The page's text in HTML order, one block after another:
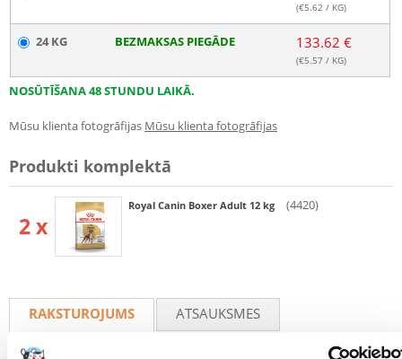
(€5.62 / KG)
24 KG BEZMAKSAS PIEGĀDE 133.62 €
(€5.57 / KG)
NOSŪTĪŠANA 48 STUNDU LAIKĀ.
Mūsu klienta fotogrāfijas Mūsu klienta fotogrāfijas
Produkti komplektā
2 x
Royal Canin Boxer Adult 12 kg (4420)
RAKSTUROJUMS
ATSAUKSMES